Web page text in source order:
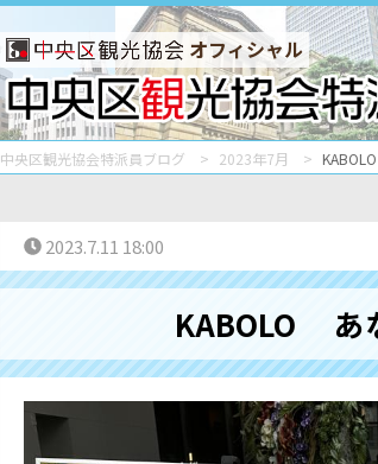
オフィシャル
中央区観光協会特派員ブログ 2023年7月
2023.7.11 18:00
KABOLO